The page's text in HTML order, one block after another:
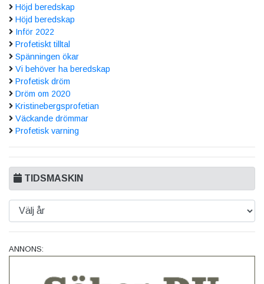
Höjd beredskap
Höjd beredskap
Inför 2022
Profetiskt tilltal
Spänningen ökar
Vi behöver ha beredskap
Profetisk dröm
Dröm om 2020
Kristinebergsprofetian
Väckande drömmar
Profetisk varning
TIDSMASKIN
ANNONS: